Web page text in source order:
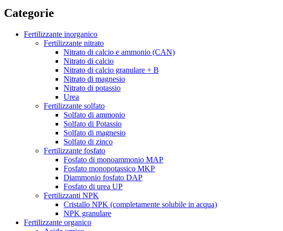
Categorie
Fertilizzante inorganico
Fertilizzante nitrato
Nitrato di calcio e ammonio (CAN)
Nitrato di calcio
Nitrato di calcio granulare + B
Nitrato di magnesio
Nitrato di potassio
Urea
Fertilizzante solfato
Solfato di ammonio
Solfato di Potassio
Solfato di magnesio
Solfato di zinco
Fertilizzante fosfato
Fosfato di monoammonio MAP
Fosfato monopotassico MKP
Diammonio fosfato DAP
Fosfato di urea UP
Fertilizzanti NPK
Cristallo NPK (completamente solubile in acqua)
NPK granulare
Fertilizzante organico